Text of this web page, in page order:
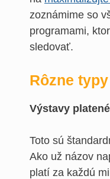
zoznámime so
programami,
sledovať.
Rôzne
Výstavy
Toto sú
Ako už názov
platí za každú